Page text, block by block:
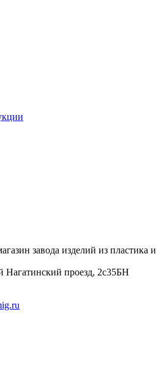
завода изделий из пластика и
проезд, 2с35БН